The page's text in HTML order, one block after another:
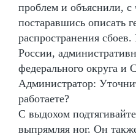
проблем и объяснили,
постаравшись описать
распространения
России,
федерального округа и
Администратор:
работаете?
С выдохом
выпрямляя ног. Он